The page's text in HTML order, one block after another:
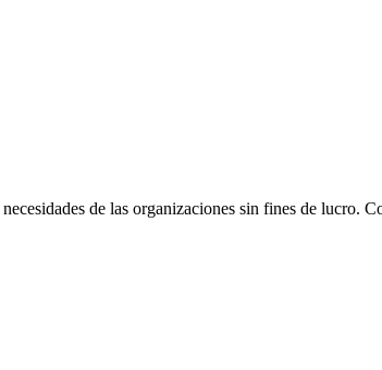
de las organizaciones sin fines de lucro.